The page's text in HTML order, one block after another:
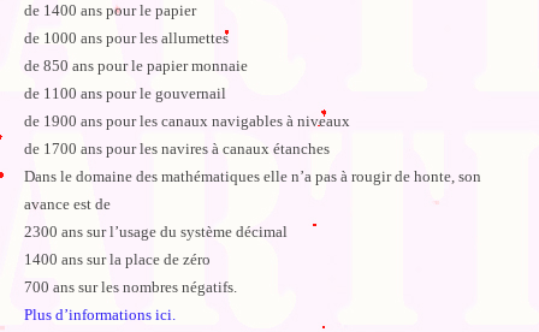
de 1400 ans pour le papier
de 1000 ans pour les allumettes
de 850 ans pour le papier monnaie
de 1100 ans pour le gouvernail
de 1900 ans pour les canaux navigables à niveaux
de 1700 ans pour les navires à canaux étanches
Dans le domaine des mathématiques elle n’a pas à rougir de honte, son
avance est de
2300 ans sur l’usage du système décimal
1400 ans sur la place de zéro
700 ans sur les nombres négatifs.
Plus d’informations ici.